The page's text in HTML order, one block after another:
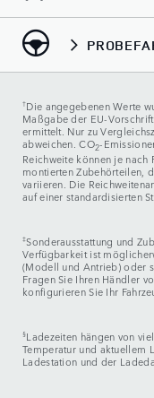
†Die angegebenen Werte
Maßgabe der EU-
ermittelt. Nur zu
abweichen. CO2-
Reichweite können je nach
montierten Zubehörteilen,
variieren. Die
auf einer standardisierten
‡Sonderausstattung und
Verfügbarkeit ist
(Modell und Antrieb) oder
Fragen Sie Ihren Händler
konfigurieren Sie Ihr
§Ladezeiten hängen von
Temperatur und aktuellem
Ladestation und der